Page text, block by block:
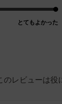
とてもよかった
のレビューは役